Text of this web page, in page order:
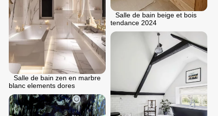
Salle de bain beige et bois
tendance 2024
Salle de bain zen en marbre
blanc elements dores